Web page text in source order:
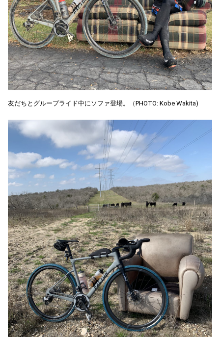
友だちとグループライド中にソファ登場。（PHOTO: Kobe Wakita)